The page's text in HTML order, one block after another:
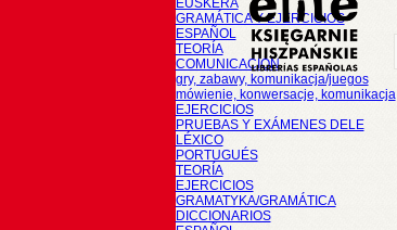
EUSKERA
GRAMÁTICA Y EJERCICIOS
ESPAÑOL
TEORÍA
COMUNICACIÓN
gry, zabawy, komunikacja/juegos
mówienie, konwersacje, komunikacja
EJERCICIOS
PRUEBAS Y EXÁMENES DELE
LÉXICO
PORTUGUÉS
TEORÍA
EJERCICIOS
GRAMATYKA/GRAMÁTICA
DICCIONARIOS